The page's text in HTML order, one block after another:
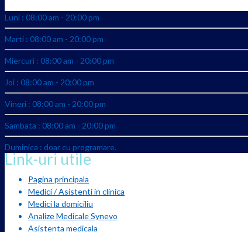
Luni : 08:00 am - 20:00 pm
Marti : 08:00 am - 20:00 pm
Miercuri : 08:00 am - 20:00 pm
Joi : 08:00 am - 20:00 pm
Vineri : 08:00 am - 20:00 pm
Sambata : 08:00 am - 20:00 pm
Duminica : doar cu programare.
Link-uri utile
Pagina principala
Medici / Asistenti in clinica
Medici la domiciliu
Analize Medicale Synevo
Asistenta medicala